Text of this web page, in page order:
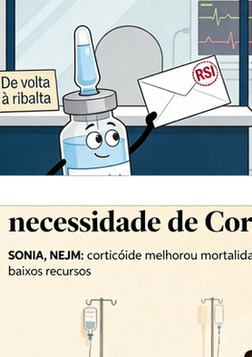
Fevereiro 2026 Janeiro 2026
Outubro 2025 Setembro 2025
Junho 2025 Dezembro 2024
Setembro 2024 Julho 2024